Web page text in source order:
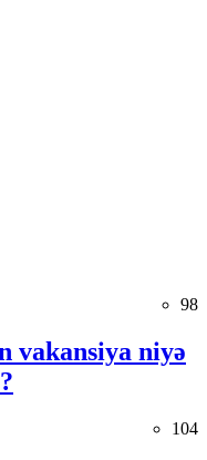
98
vakansiya niyə
104